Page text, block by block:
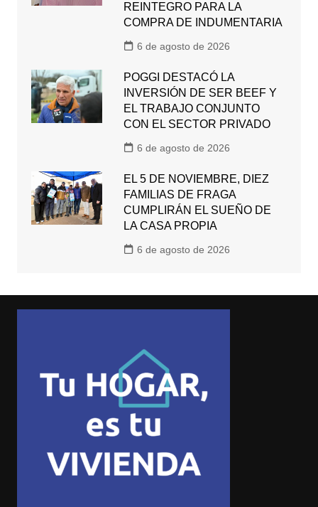
REINTEGRO PARA LA
COMPRA DE INDUMENTARIA
6 de agosto de 2026
POGGI DESTACÓ LA
INVERSIÓN DE SER BEEF Y
EL TRABAJO CONJUNTO
CON EL SECTOR PRIVADO
6 de agosto de 2026
EL 5 DE NOVIEMBRE, DIEZ
FAMILIAS DE FRAGA
CUMPLIRÁN EL SUEÑO DE
LA CASA PROPIA
6 de agosto de 2026